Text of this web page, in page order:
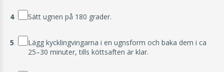
4 Sätt ugnen på 180 grader.
5
Lägg kycklingvingarna i en ugnsform och baka dem i ca
25–30 minuter, tills köttsaften är klar.